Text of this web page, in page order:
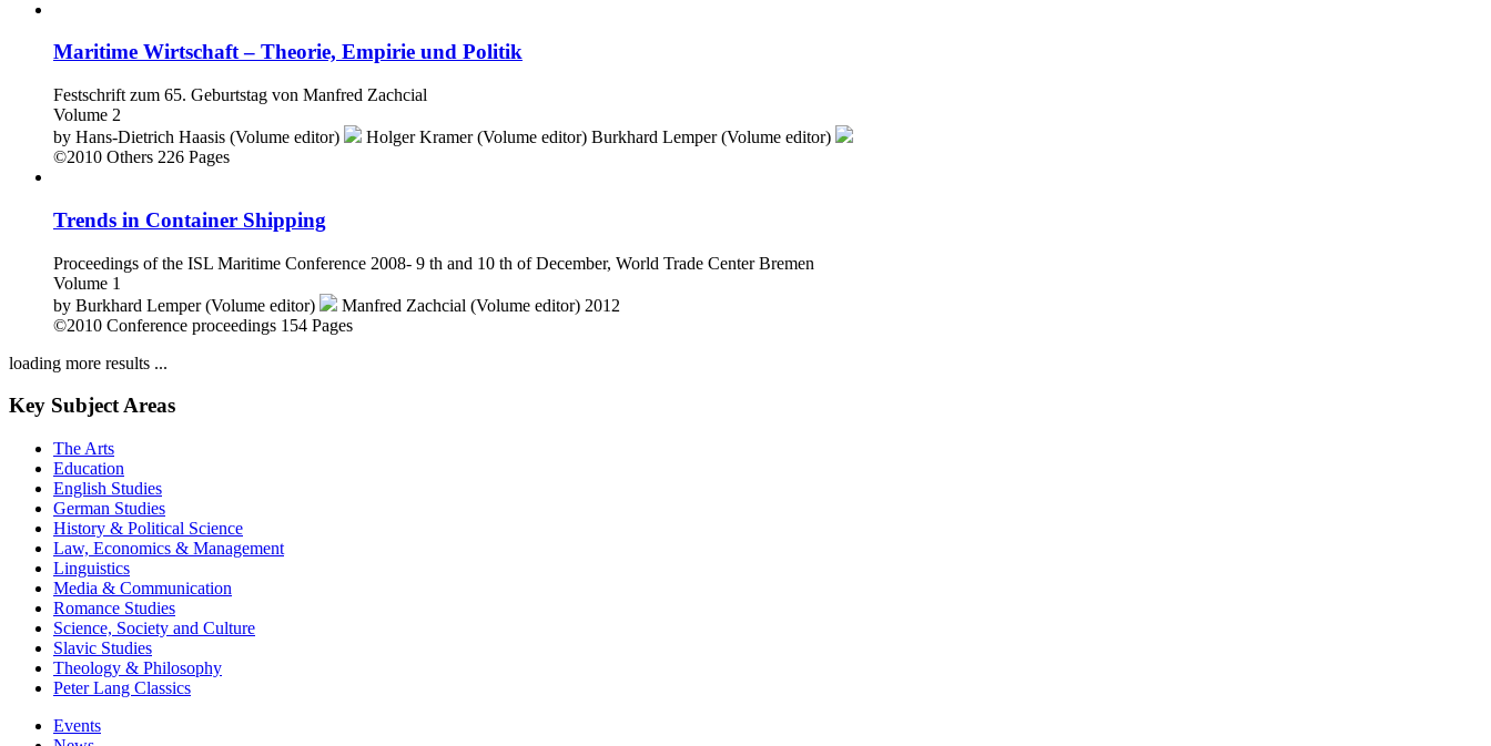
Maritime Wirtschaft – Theorie, Empirie und Politik
Festschrift zum 65. Geburtstag von Manfred Zachcial
Volume 2
by Hans-Dietrich Haasis (Volume editor) Holger Kramer (Volume editor) Burkhard Lemper (Volume editor)
©2010 Others 226 Pages
Trends in Container Shipping
Proceedings of the ISL Maritime Conference 2008- 9 th and 10 th of December, World Trade Center Bremen
Volume 1
by Burkhard Lemper (Volume editor) Manfred Zachcial (Volume editor) 2012
©2010 Conference proceedings 154 Pages
loading more results ...
Key Subject Areas
The Arts
Education
English Studies
German Studies
History & Political Science
Law, Economics & Management
Linguistics
Media & Communication
Romance Studies
Science, Society and Culture
Slavic Studies
Theology & Philosophy
Peter Lang Classics
Events